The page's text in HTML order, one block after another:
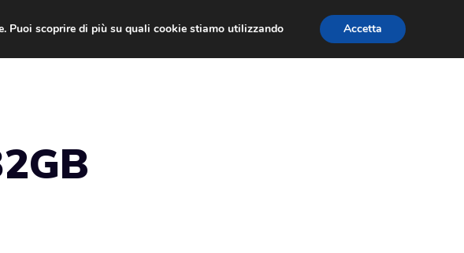
Puoi scoprire di più su quali cookie stiamo utilizzando
Accetta